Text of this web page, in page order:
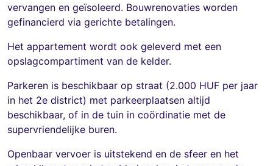
vervangen en geïsoleerd. Bouwrenovaties worden
gefinancierd via gerichte betalingen.
Het appartement wordt ook geleverd met een
opslagcompartiment van de kelder.
Parkeren is beschikbaar op straat (2.000 HUF per jaar
in het 2e district) met parkeerplaatsen altijd
beschikbaar, of in de tuin in coördinatie met de
supervriendelijke buren.
Openbaar vervoer is uitstekend en de sfeer en het